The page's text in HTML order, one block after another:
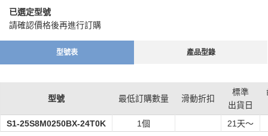
【用途】
・從工作機械、射出成形機等大型機械到影印機或印表機等OA設備
廣泛使用於多種裝置。
已選定型號
請確認價格後再進行訂購
型號表 產品型錄
型號 最低訂購數量 滑動折扣
標準
出貨日
S1-25S8M0250BX-24T0K 1個 21 天～